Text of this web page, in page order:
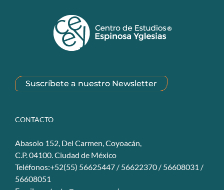
Suscríbete a nuestro Newsletter
CONTACTO
Abasolo 152, Del Carmen, Coyoacán,
C.P. 04100. Ciudad de México
Teléfonos:+52(55) 56625447 / 56622370 / 56608031 /
56608051